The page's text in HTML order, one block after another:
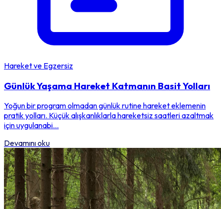
Hareket ve Egzersiz
Günlük Yaşama Hareket Katmanın Basit Yolları
Yoğun bir program olmadan günlük rutine hareket eklemenin
pratik yolları. Küçük alışkanlıklarla hareketsiz saatleri azaltmak
için uygulanabi...
Devamını oku